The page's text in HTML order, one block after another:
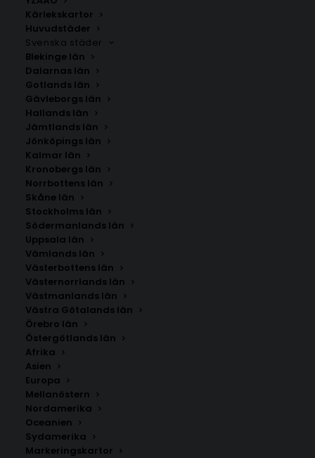
Kärlekskartor
Huvudstäder
Svenska städer
Blekinge län
Dalarnas län
Gotlands län
Gävleborgs län
Hallands län
Jämtlands län
Jönköpings län
Kalmar län
Kronobergs län
Norrbottens län
Skåne län
Stockholms län
Södermanlands län
Uppsala län
Vämlands län
Västerbottens län
Västernorrlands län
Västmanlands län
Västra Götalands län
Örebro län
Östergötlands län
Afrika
Asien
Europa
Mellanöstern
Nordamerika
Oceanien
Sydamerika
Markeringskartor
Valar Poster
Storlek
99.00kr
LÄGG TILL I VARUKORG